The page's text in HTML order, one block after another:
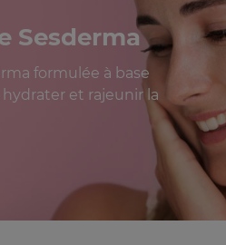
Sesderma
formulée à base
et rajeunir la